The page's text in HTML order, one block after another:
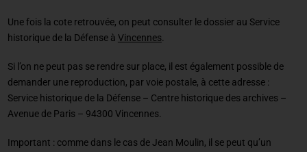
Une fois la cote retrouvée, on peut consulter le dossier au Service
historique de la Défense à Vincennes.
Si l’on ne peut pas se rendre sur place, il est également possible de
demander une reproduction, par voie postale, à cette adresse :
Service historique de la Défense – Centre historique des archives –
Avenue de Paris – 94300 Vincennes.
Important : comme dans le cas de Jean Moulin, il se peut qu’un